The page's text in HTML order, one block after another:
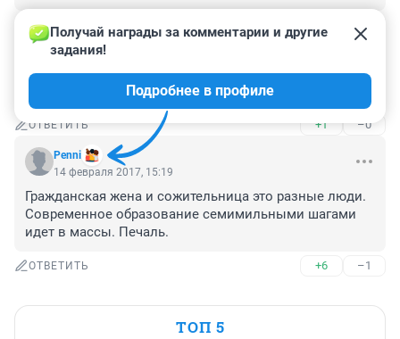
ОТВЕТИТЬ –0
Гость
Так гражданская жена или сожительница?
ОТВЕТИТЬ +1 –0
Penni
Получай награды за комментарии и другие
задания!
Подробнее в профиле
14 февраля 2017, 15:19
Гражданская жена и сожительница это разные люди.
Современное образование семимильными шагами
идет в массы. Печаль.
ОТВЕТИТЬ +6 –1
ТОП 5